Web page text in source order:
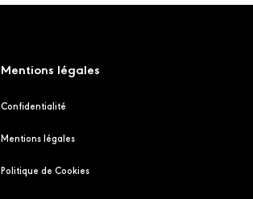
Mentions légales
Confidentialité
Mentions légales
Politique de Cookies